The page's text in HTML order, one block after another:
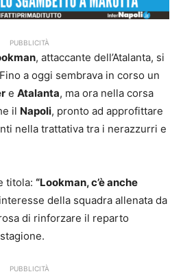
PUBBLICITÀ
, attaccante dell’Atalanta, si
a oggi sembrava in corso un
e Atalanta, ma ora nella corsa
il Napoli, pronto ad approfittare
nella trattativa tra i nerazzurri e
titola: “Lookman, c’è anche
della squadra allenata da
di rinforzare il reparto
PUBBLICITÀ